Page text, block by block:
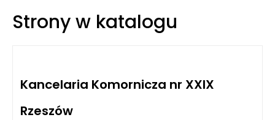
standardów.
Strony w katalogu
Kancelaria Komornicza nr XXIX
Rzeszów